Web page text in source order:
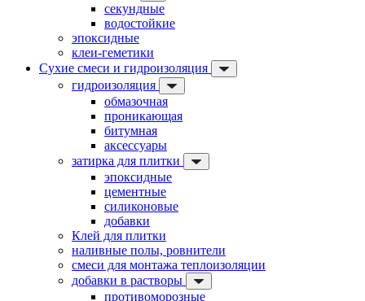
секундные
водостойкие
эпоксидные
клеи-геметики
Сухие смеси и гидроизоляция
гидроизоляция
обмазочная
проникающая
битумная
аксессуары
затирка для плитки
эпоксидные
цементные
силиконовые
добавки
Клей для плитки
наливные полы, ровнители
смеси для монтажа теплоизоляции
добавки в растворы
противоморозные